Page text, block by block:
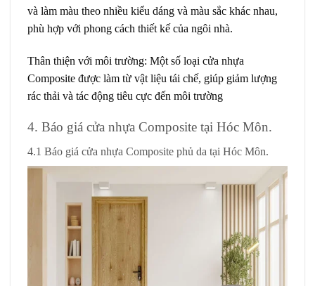
và làm màu theo nhiều kiểu dáng và màu sắc khác nhau,
phù hợp với phong cách thiết kế của ngôi nhà.
Thân thiện với môi trường: Một số loại cửa nhựa
Composite được làm từ vật liệu tái chế, giúp giảm lượng
rác thải và tác động tiêu cực đến môi trường
4. Báo giá cửa nhựa Composite tại Hóc Môn.
4.1 Báo giá cửa nhựa Composite phủ da tại Hóc Môn.